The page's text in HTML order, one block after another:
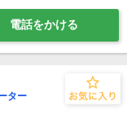
電話をかける
ター